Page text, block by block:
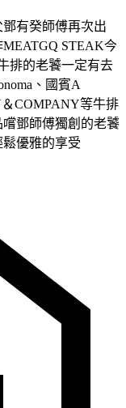
有癸師傅再次出
STEAK今
排的老饕一定有去
、國賓A
COMPANY等牛排
鄧師傅獨創的老饕
優雅的享受